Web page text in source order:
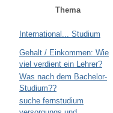
Thema
International... Studium
Gehalt / Einkommen: Wie
viel verdient ein Lehrer?
Was nach dem Bachelor-
Studium??
suche fernstudium